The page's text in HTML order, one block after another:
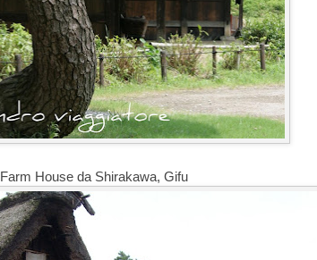
Farm House da Shirakawa, Gifu